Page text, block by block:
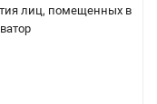
лиц, помещенных в